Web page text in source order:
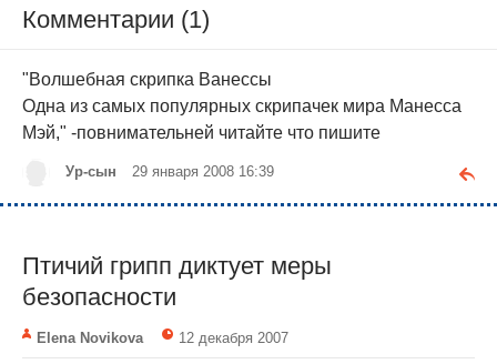
Комментарии (1)
"Волшебная скрипка Ванессы
Одна из самых популярных скрипачек мира Манесса
Мэй," -повнимательней читайте что пишите
Ур-сын 29 января 2008 16:39
Птичий грипп диктует меры
безопасности
Elena Novikova 12 декабря 2007